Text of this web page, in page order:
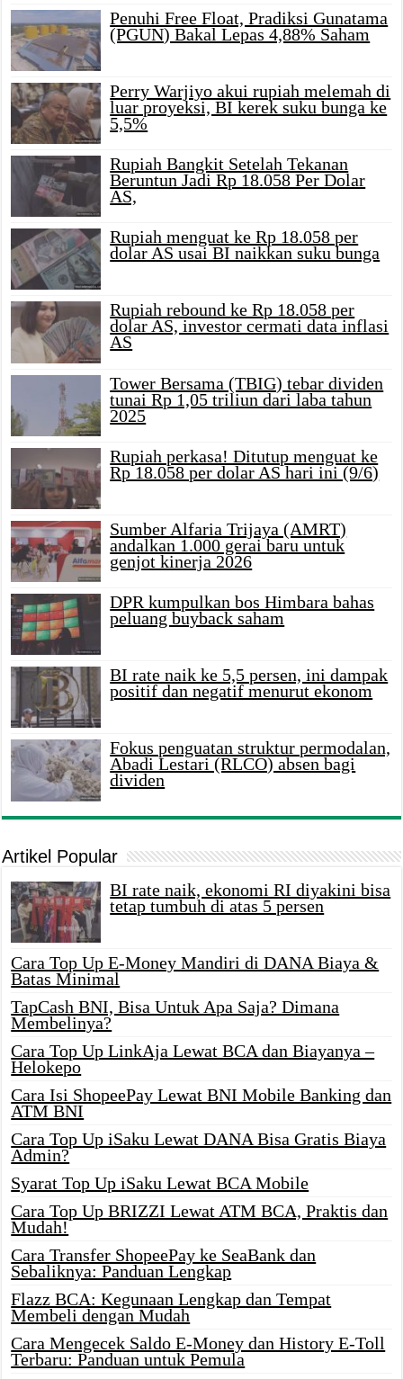
Penuhi Free Float, Pradiksi Gunatama
(PGUN) Bakal Lepas 4,88% Saham
Perry Warjiyo akui rupiah melemah di
luar proyeksi, BI kerek suku bunga ke
5,5%
Rupiah Bangkit Setelah Tekanan
Beruntun Jadi Rp 18.058 Per Dolar
AS,
Rupiah menguat ke Rp 18.058 per
dolar AS usai BI naikkan suku bunga
Rupiah rebound ke Rp 18.058 per
dolar AS, investor cermati data inflasi
AS
Tower Bersama (TBIG) tebar dividen
tunai Rp 1,05 triliun dari laba tahun
2025
Rupiah perkasa! Ditutup menguat ke
Rp 18.058 per dolar AS hari ini (9/6)
Sumber Alfaria Trijaya (AMRT)
andalkan 1.000 gerai baru untuk
genjot kinerja 2026
DPR kumpulkan bos Himbara bahas
peluang buyback saham
BI rate naik ke 5,5 persen, ini dampak
positif dan negatif menurut ekonom
Fokus penguatan struktur permodalan,
Abadi Lestari (RLCO) absen bagi
dividen
Artikel Popular
BI rate naik, ekonomi RI diyakini bisa
tetap tumbuh di atas 5 persen
Cara Top Up E-Money Mandiri di DANA Biaya &
Batas Minimal
TapCash BNI, Bisa Untuk Apa Saja? Dimana
Membelinya?
Cara Top Up LinkAja Lewat BCA dan Biayanya –
Helokepo
Cara Isi ShopeePay Lewat BNI Mobile Banking dan
ATM BNI
Cara Top Up iSaku Lewat DANA Bisa Gratis Biaya
Admin?
Syarat Top Up iSaku Lewat BCA Mobile
Cara Top Up BRIZZI Lewat ATM BCA, Praktis dan
Mudah!
Cara Transfer ShopeePay ke SeaBank dan
Sebaliknya: Panduan Lengkap
Flazz BCA: Kegunaan Lengkap dan Tempat
Membeli dengan Mudah
Cara Mengecek Saldo E-Money dan History E-Toll
Terbaru: Panduan untuk Pemula